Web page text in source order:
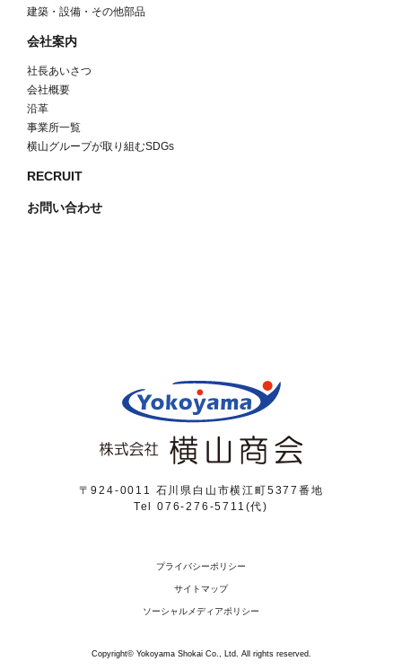
建築・設備・その他部品
会社案内
社長あいさつ
会社概要
沿革
事業所一覧
横山グループが取り組むSDGs
RECRUIT
お問い合わせ
〒924-0011 石川県白山市横江町5377番地
Tel 076-276-5711(代)
プライバシーポリシー
サイトマップ
ソーシャルメディアポリシー
Copyright© Yokoyama Shokai Co., Ltd. All rights reserved.